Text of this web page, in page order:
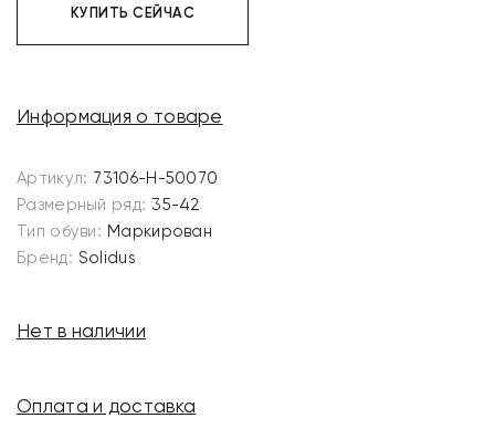
КУПИТЬ СЕЙЧАС
Информация о товаре
Артикул: 73106-H-50070
Размерный ряд: 35-42
Тип обуви: Маркирован
Бренд: Solidus
Нет в наличии
Оплата и доставка